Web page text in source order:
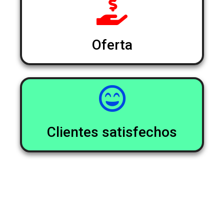
Oferta
Clientes satisfechos